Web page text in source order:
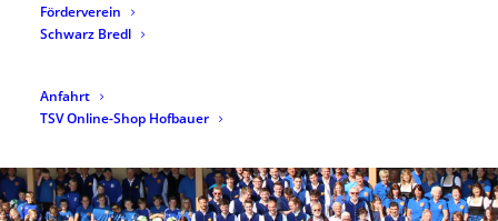
Förderverein
Schwarz Bredl
Anfahrt
TSV Online-Shop Hofbauer